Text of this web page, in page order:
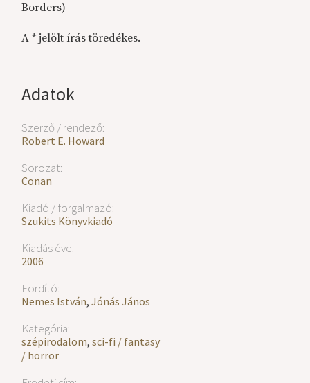
Adatok
Szerző / rendező:
Robert E. Howard
Sorozat:
Conan
Kiadó / forgalmazó:
Szukits Könyvkiadó
Kiadás éve:
2006
Fordító:
Nemes István,Jónás János
Kategória:
szépirodalom,sci-fi / fantasy
/ horror
Borders)
A * jelölt írás töredékes.